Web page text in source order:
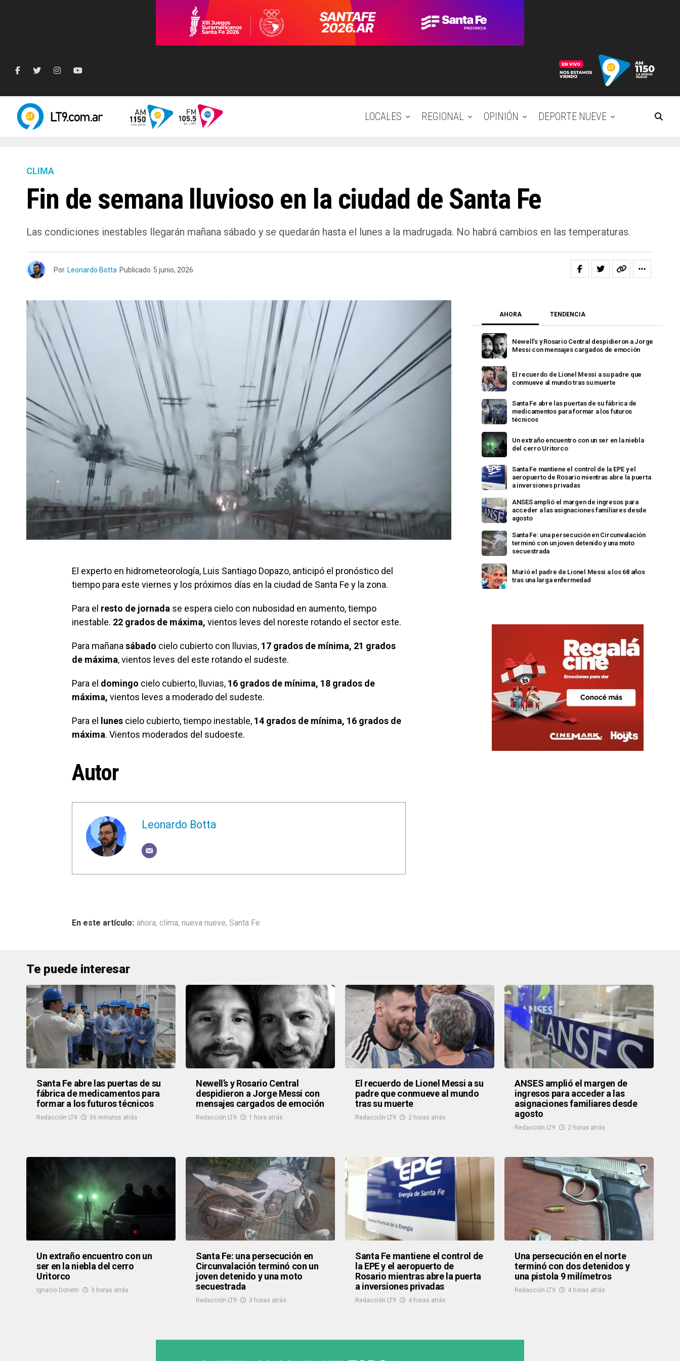
LOCALES REGIONAL OPINIÓN DEPORTE NUEVE
CLIMA
Fin de semana lluvioso en la ciudad de Santa Fe
Las condiciones inestables llegarán mañana sábado y se quedarán hasta el lunes a la madrugada. No habrá cambios en las temperaturas.
Por Leonardo Botta Publicado 5 junio, 2026
El experto en hidrometeorología, Luis Santiago Dopazo, anticipó el pronóstico del
tiempo para este viernes y los próximos días en la ciudad de Santa Fe y la zona.
Para el resto de jornada se espera cielo con nubosidad en aumento, tiempo
inestable. 22 grados de máxima, vientos leves del noreste rotando el sector este.
Para mañana sábado cielo cubierto con lluvias, 17 grados de mínima, 21 grados
de máxima, vientos leves del este rotando el sudeste.
Para el domingo cielo cubierto, lluvias, 16 grados de mínima, 18 grados de
máxima, vientos leves a moderado del sudeste.
Para el lunes cielo cubierto, tiempo inestable, 14 grados de mínima, 16 grados de
máxima. Vientos moderados del sudoeste.
Autor
Leonardo Botta
ahora, clima, nueva nueve, Santa Fe
AHORA TENDENCIA
Newell’s y Rosario Central despidieron a Jorge
Messi con mensajes cargados de emoción
El recuerdo de Lionel Messi a su padre que
conmueve al mundo tras su muerte
Santa Fe abre las puertas de su fábrica de
medicamentos para formar a los futuros
técnicos
Un extraño encuentro con un ser en la niebla
del cerro Uritorco
Santa Fe mantiene el control de la EPE y el
aeropuerto de Rosario mientras abre la puerta
a inversiones privadas
ANSES amplió el margen de ingresos para
acceder a las asignaciones familiares desde
agosto
Santa Fe: una persecución en Circunvalación
terminó con un joven detenido y una moto
secuestrada
Murió el padre de Lionel Messi a los 68 años
tras una larga enfermedad
Te puede interesar
Santa Fe abre las puertas de su
fábrica de medicamentos para
formar a los futuros técnicos
Redacción LT9 56 minutos atrás
Newell’s y Rosario Central
despidieron a Jorge Messi con
mensajes cargados de emoción
Redacción LT9 1 hora atrás
El recuerdo de Lionel Messi a su
padre que conmueve al mundo
tras su muerte
Redacción LT9 2 horas atrás
ANSES amplió el margen de
ingresos para acceder a las
asignaciones familiares desde
agosto
Redacción LT9 2 horas atrás
Un extraño encuentro con un
ser en la niebla del cerro
Uritorco
Ignacio Donetti 3 horas atrás
Santa Fe: una persecución en
Circunvalación terminó con un
joven detenido y una moto
secuestrada
Redacción LT9 3 horas atrás
Santa Fe mantiene el control de
la EPE y el aeropuerto de
Rosario mientras abre la puerta
a inversiones privadas
Redacción LT9 4 horas atrás
Una persecución en el norte
terminó con dos detenidos y
una pistola 9 milímetros
Redacción LT9 4 horas atrás